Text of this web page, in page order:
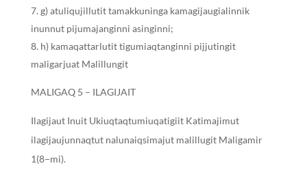
g) atuliqujillutit tamakkuninga kamagijaugialinnik
inunnut pijumajanginni asinginni;
h) kamaqattarlutit tigumiaqtanginni pijjutingit
maligarjuat Malillungit
MALIGAQ 5 – ILAGIJAIT
Ilagijaut Inuit Ukiuqtaqtumiuqatigiit Katimajimut
ilagijaujunnaqtut nalunaiqsimajut malillugit Maligamir
1(8−mi).